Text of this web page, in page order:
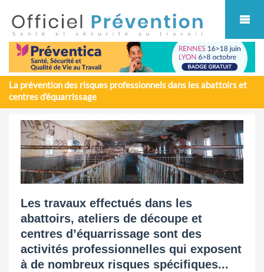
La prévention des risques professionnels dans les abattoirs et
centres d'équarrissage
Les travaux effectués dans les
abattoirs, ateliers de découpe et
centres d’équarrissage sont des
activités professionnelles qui exposent
à de nombreux risques spécifiques...